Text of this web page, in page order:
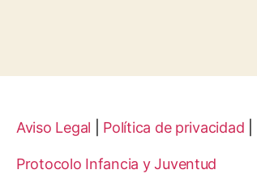
Aviso Legal Política de privacidad
Protocolo Infancia y Juventud